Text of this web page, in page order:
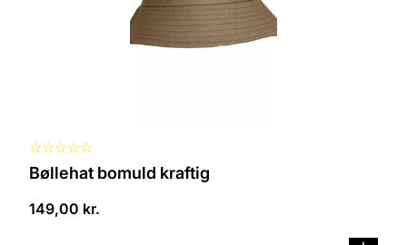
☆☆☆☆☆
Bøllehat bomuld kraftig
149,00 kr.